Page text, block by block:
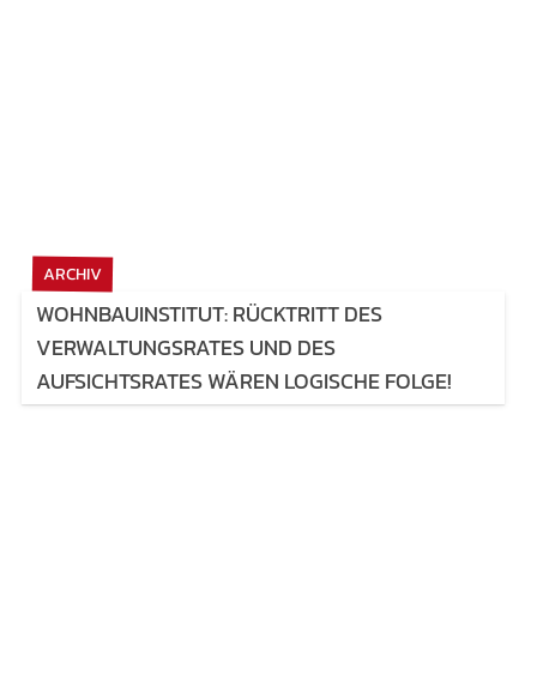
ARCHIV
WOHNBAUINSTITUT: RÜCKTRITT DES
VERWALTUNGSRATES UND DES
AUFSICHTSRATES WÄREN LOGISCHE FOLGE!